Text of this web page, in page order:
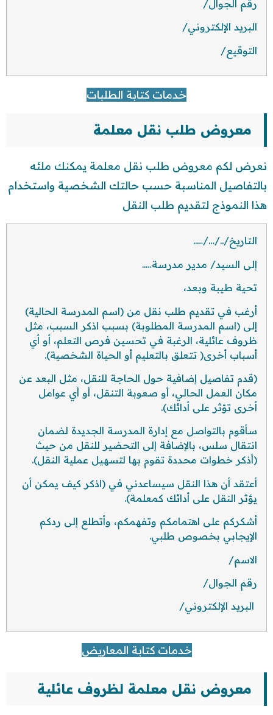
رقم الجوال/
البريد الإلكتروني/
التوقيع/
خدمات كتابة الطلبات
معروض طلب نقل معلمة
نعرض لكم معروض طلب نقل معلمة يمكنك ملئه
بالتفاصيل المناسبة حسب حالتك الشخصية واستخدام
هذا النموذج لتقديم طلب النقل
التاريخ/../…/…..
إلى السيد/ مدير مدرسة…..
تحية طيبة وبعد،
أرغب في تقديم طلب نقل من (اسم المدرسة الحالية)
إلى (اسم المدرسة المطلوبة) بسبب اذكر السبب، مثل
ظروف عائلية، الرغبة في تحسين فرص التعلم، أو أي
أسباب أخرى( تتعلق بالتعليم أو الحياة الشخصية).
(قدم تفاصيل إضافية حول الحاجة للنقل، مثل البعد عن
مكان العمل الحالي، أو صعوبة التنقل، أو أي عوامل
أخرى تؤثر على أدائك).
سأقوم بالتواصل مع إدارة المدرسة الجديدة لضمان
انتقال سلس، بالإضافة إلى التحضير للنقل من حيث
(أذكر خطوات محددة تقوم بها لتسهيل عملية النقل).
أعتقد أن هذا النقل سيساعدني في (اذكر كيف يمكن أن
يؤثر النقل على أدائك كمعلمة).
أشكركم على اهتمامكم وتفهمكم، وأتطلع إلى ردكم
الإيجابي بخصوص طلبي.
الاسم/
رقم الجوال/
البريد الإلكتروني/
خدمات كتابة المعاريض
معروض نقل معلمة لظروف عائلية